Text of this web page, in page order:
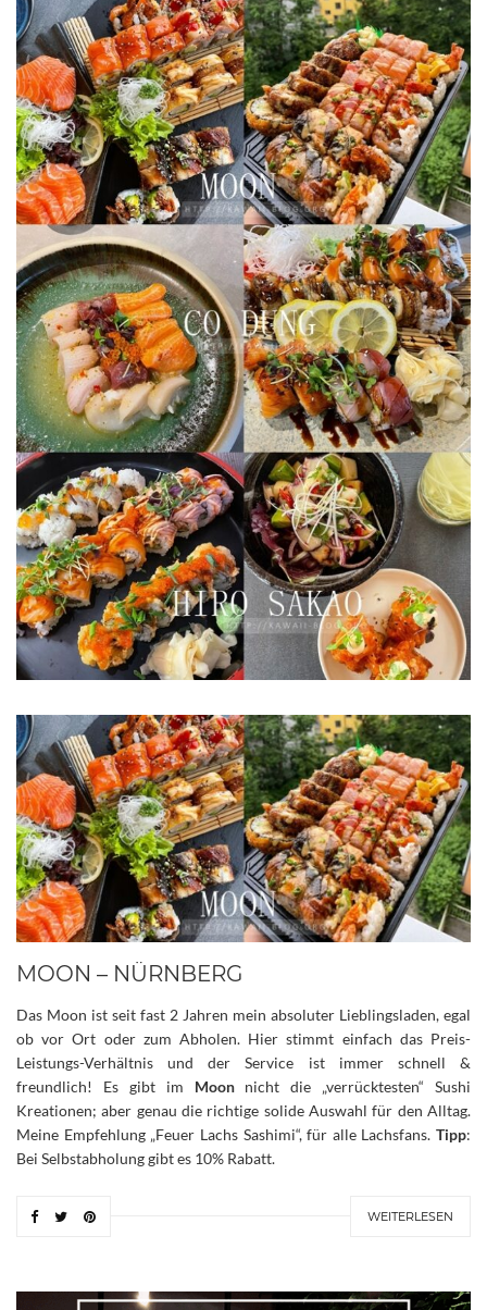
MOON – NÜRNBERG
Das Moon ist seit fast 2 Jahren mein absoluter Lieblingsladen, egal
ob vor Ort oder zum Abholen. Hier stimmt einfach das Preis-
Leistungs-Verhältnis und der Service ist immer schnell &
freundlich! Es gibt im Moonnicht die „verrücktesten“ Sushi
Kreationen; aber genau die richtige solide Auswahl für den Alltag.
Meine Empfehlung „Feuer Lachs Sashimi“, für alle Lachsfans. Tipp:
Bei Selbstabholung gibt es 10% Rabatt.
WEITERLESEN